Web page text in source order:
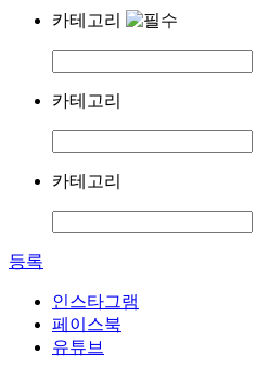
카테고리
카테고리
카테고리
등록
인스타그램
페이스북
유튜브